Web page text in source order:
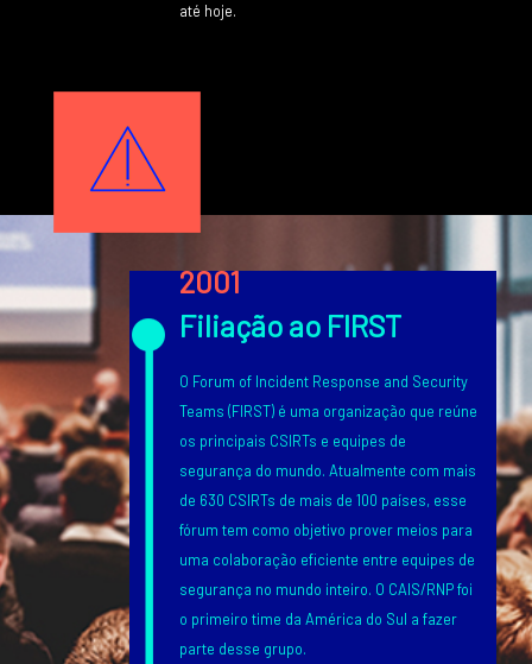
até hoje.
Texto
2001
Filiação ao FIRST
O Forum of Incident Response and Security
Teams (FIRST) é uma organização que reúne
os principais CSIRTs e equipes de
segurança do mundo. Atualmente com mais
de 630 CSIRTs de mais de 100 países, esse
fórum tem como objetivo prover meios para
uma colaboração eficiente entre equipes de
segurança no mundo inteiro. O CAIS/RNP foi
o primeiro time da América do Sul a fazer
parte desse grupo.